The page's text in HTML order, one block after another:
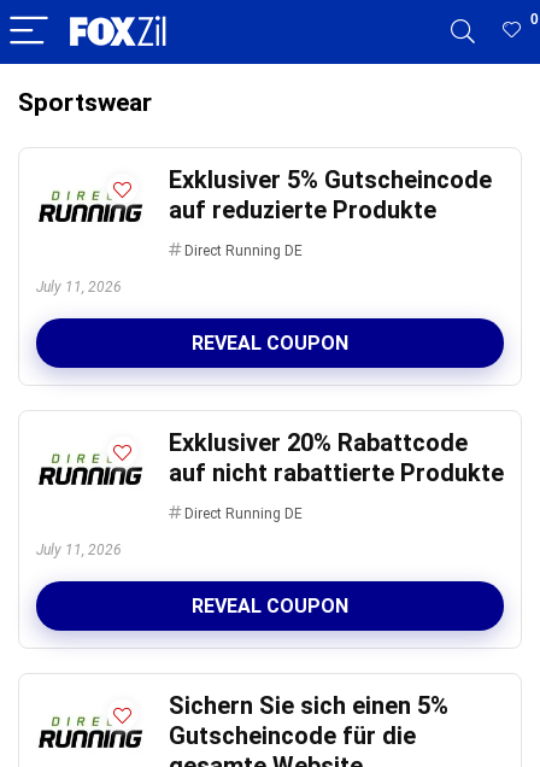
0
Sportswear
Exklusiver 5% Gutscheincode
auf reduzierte Produkte
Direct Running DE
July 11, 2026
REVEAL COUPON
Exklusiver 20% Rabattcode
auf nicht rabattierte Produkte
Direct Running DE
July 11, 2026
REVEAL COUPON
Sichern Sie sich einen 5%
Gutscheincode für die